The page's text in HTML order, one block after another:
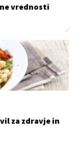
vrednosti
za zdravje in